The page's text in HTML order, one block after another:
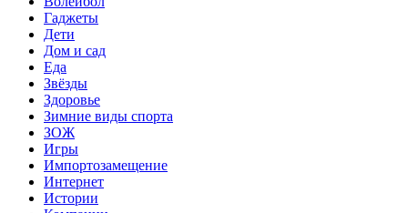
Гаджеты
Дети
Дом и сад
Еда
Звёзды
Здоровье
Зимние виды спорта
ЗОЖ
Игры
Импортозамещение
Интернет
Истории